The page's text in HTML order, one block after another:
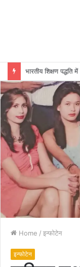
Home / इन्फोटेन
इन्फोटेन